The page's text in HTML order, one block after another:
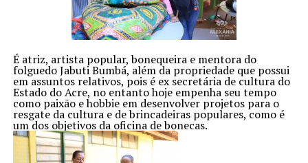
É atriz, artista popular, bonequeira e mentora do
folguedo Jabuti Bumbá, além da propriedade que possui
em assuntos relativos, pois é ex secretária de cultura do
Estado do Acre, no entanto hoje empenha seu tempo
como paixão e hobbie em desenvolver projetos para o
resgate da cultura e de brincadeiras populares, como é
um dos objetivos da oficina de bonecas.